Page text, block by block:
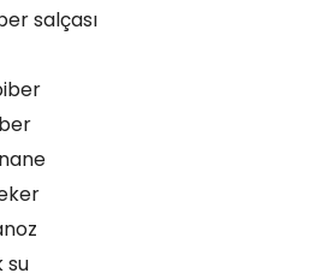
salçası
su